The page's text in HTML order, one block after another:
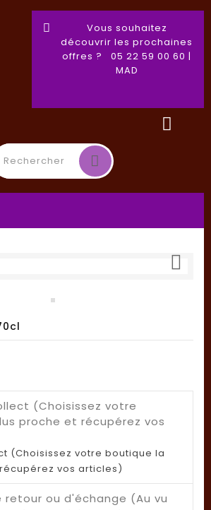
Vous souhaitez
découvrir les prochaines
offres ? 05 22 59 00 60 |
MAD

(Choisissez votre boutique la
vos articles)